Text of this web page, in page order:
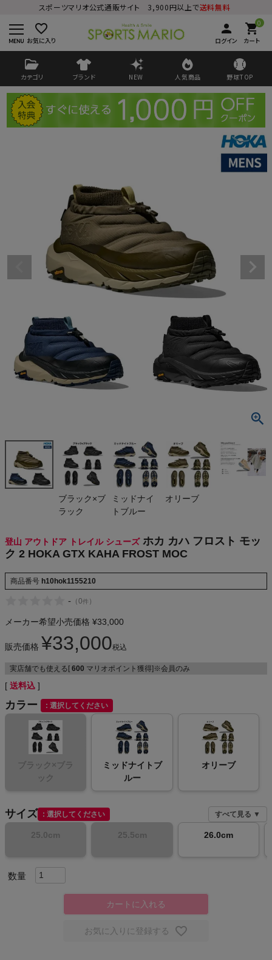
スポーツマリオ公式通販サイト 3,900円以上で送料無料
favorite_border
お気に入り
person
ログイン
0
shopping_cart
カート
カテゴリ ブランド NEW 人気商品 野球TOP
検索
最近閲覧した商品
X KAHA FRO
ST MOC
NIKE
CHUMS
HOKA
もっと見る
メンズカジュアルウェア
レディースカジュアルウェア
メンズスポーツウェア
レディーススポーツウェア
スポーツシューズ
ブラック×ブ
ラック
ミッドナイ
トブルー
オリーブ
登山 アウトドア トレイル シューズ ホカ カハ フロスト モッ
ク 2 HOKA GTX KAHA FROST MOC
商品番号 h10hok1155210
- （0件 ）
メーカー希望小売価格 ¥33,000
販売価格 ¥33,000税込
実店舗でも使える[ 600 マリオポイント獲得]※会員のみ
送料込
カラー 選択してください
ブラック×ブラ
ック
ミッドナイトブ
ルー
オリーブ
サイズ 選択してください すべて見る ▼
25.0cm 25.5cm 26.0cm
カートに入れる
お気に入りに登録する